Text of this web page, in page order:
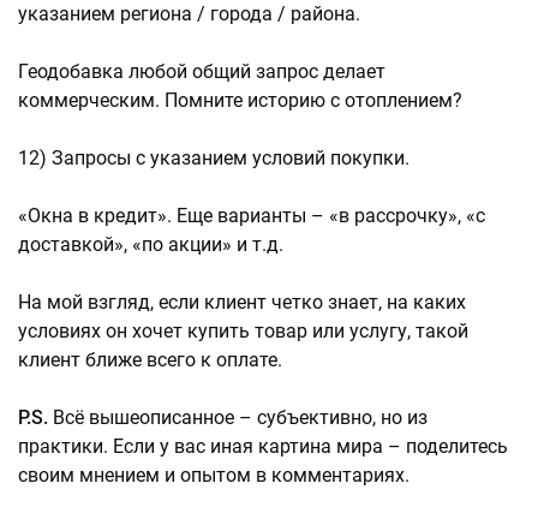
указанием региона / города / района.
Геодобавка любой общий запрос делает
коммерческим. Помните историю с отоплением?
12) Запросы с указанием условий покупки.
«Окна в кредит». Еще варианты – «в рассрочку», «с
доставкой», «по акции» и т.д.
На мой взгляд, если клиент четко знает, на каких
условиях он хочет купить товар или услугу, такой
клиент ближе всего к оплате.
P.S. Всё вышеописанное – субъективно, но из
практики. Если у вас иная картина мира – поделитесь
своим мнением и опытом в комментариях.